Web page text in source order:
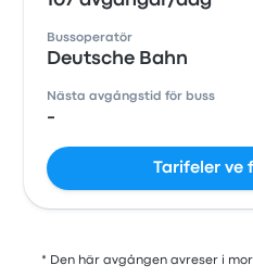
Bussoperatör
Deutsche Bahn
Nästa avgångstid för buss
-
Tarifeler ve
* Den här avgången avreser i